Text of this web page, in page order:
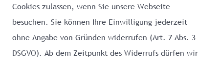
Cookies zulassen, wenn Sie unsere Webseite
besuchen. Sie können Ihre Einwilligung jederzeit
ohne Angabe von Gründen widerrufen (Art. 7 Abs. 3
DSGVO). Ab dem Zeitpunkt des Widerrufs dürfen wir